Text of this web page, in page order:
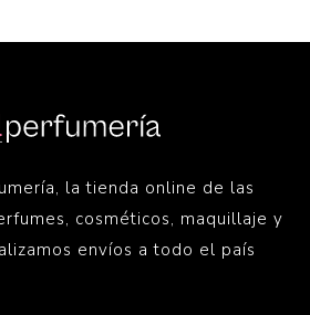
la tienda online de las
cosméticos, maquillaje y
envíos a todo el país